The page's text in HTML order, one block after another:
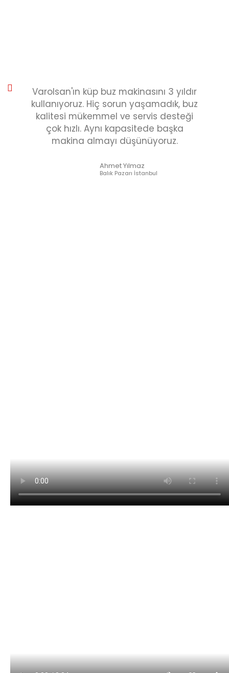
Varolsan'ın küp buz makinasını 3 yıldır
kullanıyoruz. Hiç sorun yaşamadık, buz
kalitesi mükemmel ve servis desteği
çok hızlı. Aynı kapasitede başka
makina almayı düşünüyoruz.
Ahmet Yılmaz
Balık Pazarı İstanbul